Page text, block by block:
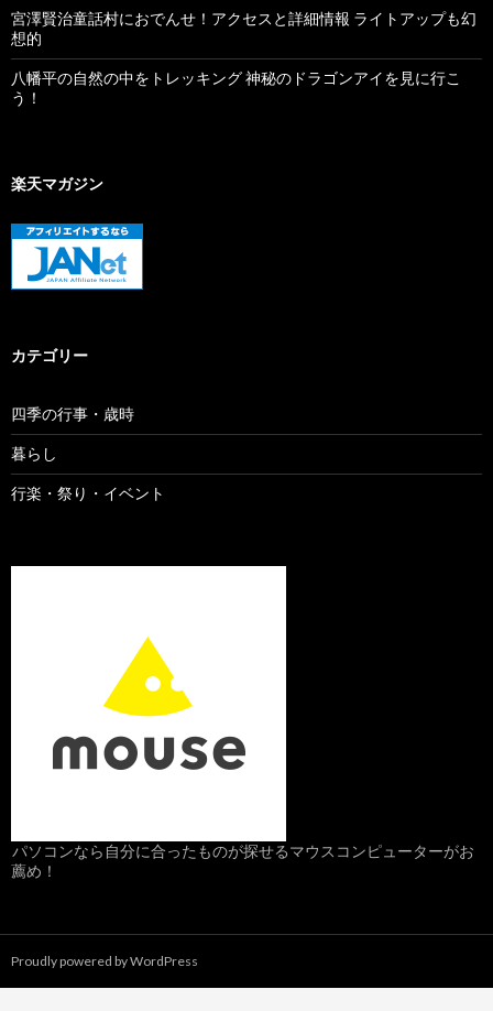
宮澤賢治童話村におでんせ！アクセスと詳細情報 ライトアップも幻
想的
八幡平の自然の中をトレッキング 神秘のドラゴンアイを見に行こ
う！
楽天マガジン
カテゴリー
四季の行事・歳時
暮らし
行楽・祭り・イベント
パソコンなら自分に合ったものが探せるマウスコンピューターがお
薦め！
Proudly powered by WordPress